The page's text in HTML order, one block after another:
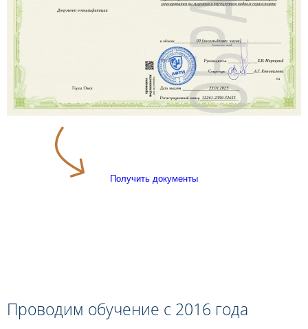
Получить документы
Проводим обучение с 2016 года